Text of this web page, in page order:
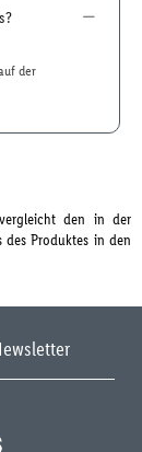
der
vergleicht den in der
des Produktes in den